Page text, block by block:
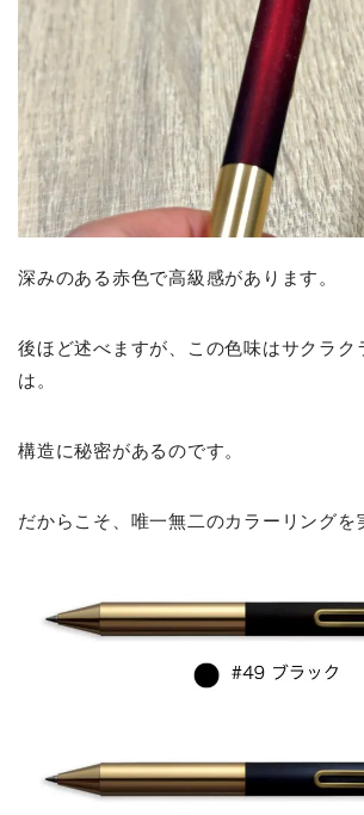
深みのある赤色で高級感があります。
後ほど述べますが、この色味はサクラク
は。
構造に秘密があるのです。
だからこそ、唯一無二のカラーリングを